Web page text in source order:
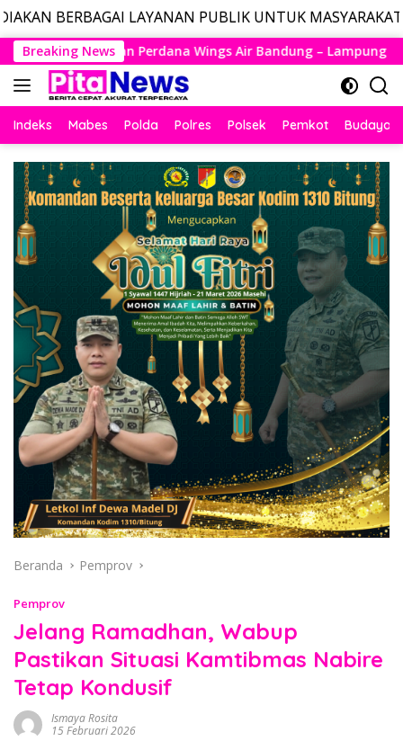
PUBLIK UNTUK MASYARAKAT, LAYANAN
Langsung
ke
konten
Breaking News
Air Bandung – Lampung Resmi Mengudara, Husein
Indeks Mabes Polda Polres Polsek Pemkot Budaya
Beranda Pemprov
Pemprov
Jelang Ramadhan, Wabup
Pastikan Situasi Kamtibmas Nabire
Tetap Kondusif
Ismaya Rosita
15 Februari 2026